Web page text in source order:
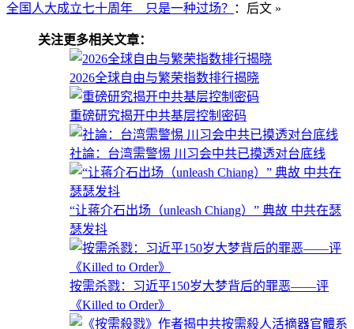
全国人大成立七十周年 只是一种过场？
：后文 »
关注更多相关文章：
2026全球自由与繁荣指数排行揭晓
重磅研究揭开中共基层控制密码
社論：台湾需警惕 川习会中共已摸透对台底线
“让蒋介石出场（unleash Chiang）” 典故 中共在瑟
瑟发抖
按需杀戮：习近平150岁大梦背后的罪恶——评
《Killed to Order》